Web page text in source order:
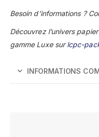
Besoin d’informations ?
Découvrez l’univers
gamme Luxe surlcpc-
INFORMATIONS